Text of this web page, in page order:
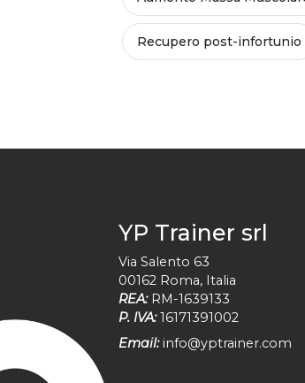
Recupero post-infortunio
YP Trainer srl
Via Salento 63
00162 Roma, Italia
REA: RM-1639133
P. IVA: 16171391002
Email: info@yptrainer.com